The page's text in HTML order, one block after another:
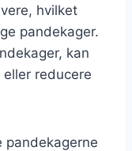
hvilket
pandekager.
kan
reducere
pandekagerne